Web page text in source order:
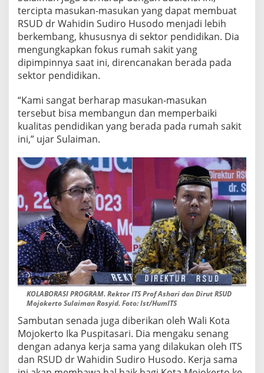
tercipta masukan-masukan yang dapat membuat
RSUD dr Wahidin Sudiro Husodo menjadi lebih
berkembang, khususnya di sektor pendidikan. Dia
mengungkapkan fokus rumah sakit yang
dipimpinnya saat ini, direncanakan berada pada
sektor pendidikan.
“Kami sangat berharap masukan-masukan
tersebut bisa membangun dan memperbaiki
kualitas pendidikan yang berada pada rumah sakit
ini,” ujar Sulaiman.
KOLABORASI PROGRAM. Rektor ITS Prof Ashari dan Dirut RSUD
Mojokerto Sulaiman Rosyid. Foto: Ist/HumITS
Sambutan senada juga diberikan oleh Wali Kota
Mojokerto Ika Puspitasari. Dia mengaku senang
dengan adanya kerja sama yang dilakukan oleh ITS
dan RSUD dr Wahidin Sudiro Husodo. Kerja sama